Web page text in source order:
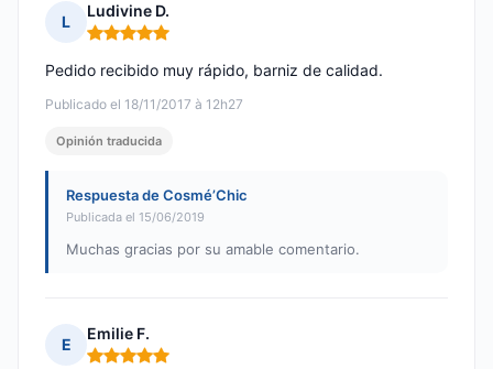
L
Ludivine D.
Nota: 5 de 5
Publicado el 18/11/2017 à 12h27
Pedido recibido muy rápido, barniz de calidad.
Opinión traducida
Respuesta de Cosmé’Chic
Publicada el 15/06/2019
Muchas gracias por su amable comentario.
E
Emilie F.
Nota: 5 de 5